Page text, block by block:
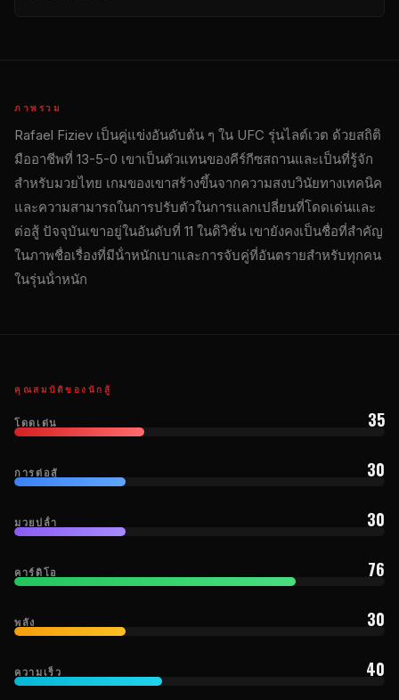
ภาพรวม
Rafael Fiziev เป็นคู่แข่งอันดับต้น ๆ ใน UFC รุ่นไลต์เวต ด้วยสถิติ
มืออาชีพที่ 13-5-0 เขาเป็นตัวแทนของคีร์กีซสถานและเป็นที่รู้จัก
สําหรับมวยไทย เกมของเขาสร้างขึ้นจากความสงบวินัยทางเทคนิค
และความสามารถในการปรับตัวในการแลกเปลี่ยนที่โดดเด่นและ
ต่อสู้ ปัจจุบันเขาอยู่ในอันดับที่ 11 ในดิวิชั่น เขายังคงเป็นชื่อที่สําคัญ
ในภาพชื่อเรื่องที่มีน้ําหนักเบาและการจับคู่ที่อันตรายสําหรับทุกคน
ในรุ่นน้ําหนัก
คุณสมบัติของนักสู้
โดดเด่น 35
การต่อสู้ 30
มวยปล้ํา 30
คาร์ดิโอ 76
พลัง 30
ความเร็ว 40